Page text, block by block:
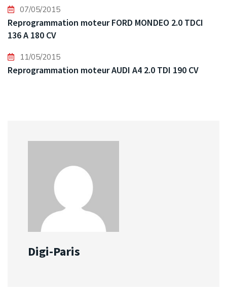
07/05/2015
Reprogrammation moteur FORD MONDEO 2.0 TDCI
136 A 180 CV
11/05/2015
Reprogrammation moteur AUDI A4 2.0 TDI 190 CV
Digi-Paris